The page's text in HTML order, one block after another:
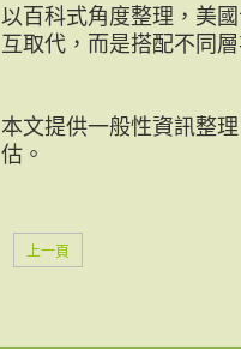
以百科式角度整理，美
互取代，而是搭配不同
本文提供一般性資訊整
估。
上一頁